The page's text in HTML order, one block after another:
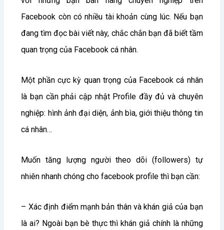
Facebook còn có nhiều tài khoản cùng lúc. Nếu bạn
đang tìm đọc bài viết này, chắc chắn bạn đã biết tầm
quan trọng của Facebook cá nhân.
Một phần cực kỳ quan trọng của Facebook cá nhân
là bạn cần phải cập nhật Profile đầy đủ và chuyên
nghiệp: hình ảnh đại diện, ảnh bìa, giới thiệu thông tin
cá nhân…
Muốn tăng lượng người theo dõi (followers) tự
nhiên nhanh chóng cho facebook profile thì bạn cần:
– Xác định điểm mạnh bản thân và khán giả của bạn
là ai? Ngoài bạn bè thực thì khán giả chính là những